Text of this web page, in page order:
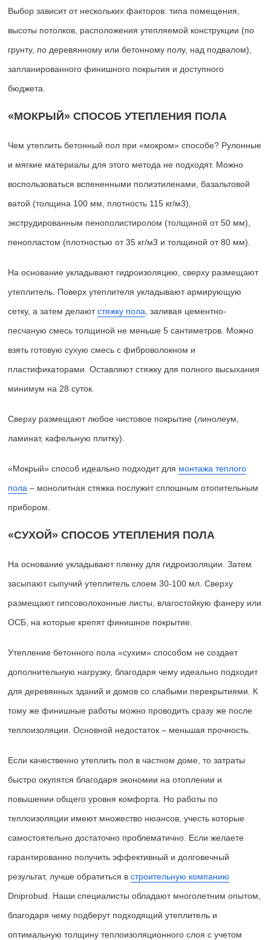
Выбор зависит от нескольких факторов: типа помещения,
высоты потолков, расположения утепляемой конструкции (по
грунту, по деревянному или бетонному полу, над подвалом),
запланированного финишного покрытия и доступного
бюджета.
«МОКРЫЙ» СПОСОБ УТЕПЛЕНИЯ ПОЛА
Чем утеплить бетонный пол при «мокром» способе? Рулонные
и мягкие материалы для этого метода не подходят. Можно
воспользоваться вспененными полиэтиленами, базальтовой
ватой (толщина 100 мм, плотность 115 кг/м3),
экструдированным пенополистиролом (толщиной от 50 мм),
пенопластом (плотностью от 35 кг/м3 и толщиной от 80 мм).
На основание укладывают гидроизоляцию, сверху размещают
утеплитель. Поверх утеплителя укладывают армирующую
сетку, а затем делаютстяжку пола , заливая цементно-
песчаную смесь толщиной не меньше 5 сантиметров. Можно
взять готовую сухую смесь с фиброволокном и
пластификаторами. Оставляют стяжку для полного высыхания
минимум на 28 суток.
Сверху размещают любое чистовое покрытие (линолеум,
ламинат, кафельную плитку).
«Мокрый» способ идеально подходит для монтажа теплого
пола – монолитная стяжка послужит сплошным отопительным
прибором.
«СУХОЙ» СПОСОБ УТЕПЛЕНИЯ ПОЛА
На основание укладывают пленку для гидроизоляции. Затем
засыпают сыпучий утеплитель слоем 30-100 мл. Сверху
размещают гипсоволоконные листы, влагостойкую фанеру или
ОСБ, на которые крепят финишное покрытие.
Утепление бетонного пола «сухим» способом не создает
дополнительную нагрузку, благодаря чему идеально подходит
для деревянных зданий и домов со слабыми перекрытиями. К
тому же финишные работы можно проводить сразу же после
теплоизоляции. Основной недостаток – меньшая прочность.
Если качественно утеплить пол в частном доме, то затраты
быстро окупятся благодаря экономии на отоплении и
повышении общего уровня комфорта. Но работы по
теплоизоляции имеют множество нюансов, учесть которые
самостоятельно достаточно проблематично. Если желаете
гарантированно получить эффективный и долговечный
результат, лучше обратиться в строительную компанию
Dniprobud. Наши специалисты обладают многолетним опытом,
благодаря чему подберут подходящий утеплитель и
оптимальную толщину теплоизоляционного слоя с учетом